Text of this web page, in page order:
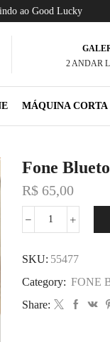
ao Good Lucky
2 ANDAR
MÁQUINA CORTA
Fone
R$ 65,00
SKU: 55477
Category: FONE
Share: